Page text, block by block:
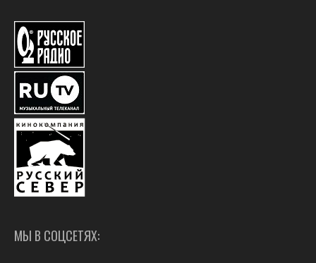
МЫ В СОЦСЕТЯХ: